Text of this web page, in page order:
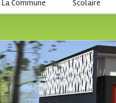
La Commune Scolaire